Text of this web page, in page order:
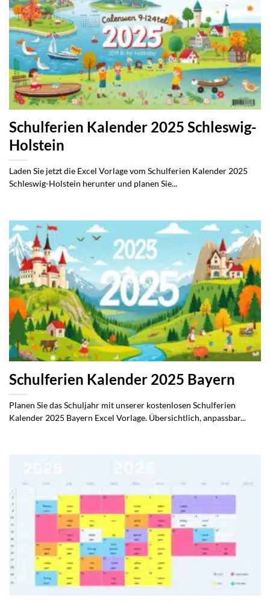
Schulferien Kalender 2025 Schleswig-
Holstein
Laden Sie jetzt die Excel Vorlage vom Schulferien Kalender 2025
Schleswig-Holstein herunter und planen Sie...
Schulferien Kalender 2025 Bayern
Planen Sie das Schuljahr mit unserer kostenlosen Schulferien
Kalender 2025 Bayern Excel Vorlage. Übersichtlich, anpassbar...